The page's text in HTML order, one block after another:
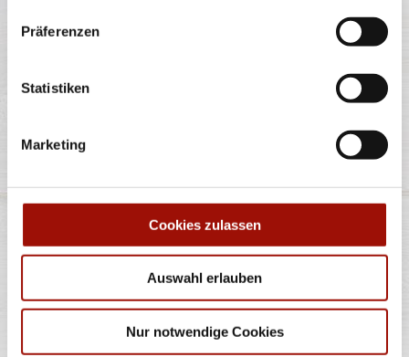
Präferenzen
Statistiken
Marketing
Cookies zulassen
Auswahl erlauben
Nur notwendige Cookies
Penne, Rucola, Kirschtomaten, in Basilikumpesto
eingelegter Mozzarella,...mehr
10,90 €